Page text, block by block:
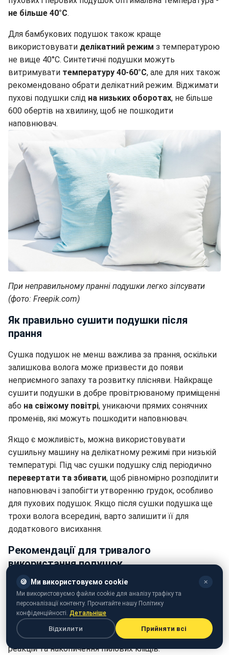
Для бамбукових подушок також краще
не вище 40°C. Синтетичні подушки можуть
витримуватитемпературу 40-60°C, але для них також
рекомендовано обрати делікатний режим. Віджимати
пухові подушки слідна низьких оборотах, не більше
600 обертів на хвилину, щоб не пошкодити
наповнювач.
При неправильному пранні подушки легко зіпсувати
Як правильно сушити подушки після
Сушка подушок не менш важлива за прання, оскільки
неприємного запаху та розвитку плісняви. Найкраще
сушити подушки в добре провітрюваному приміщенні
абона свіжому повітрі , уникаючи прямих сонячних
променів, які можуть пошкодити наповнювач.
Якщо є можливість, можна використовувати
температурі. Під час сушки подушку слід періодично
перевертати та збивати, щоб рівномірно розподілити
наповнювач і запобігти утворенню грудок, особливо
для пухових подушок. Якщо після сушки подушка ще
трохи волога всередині, варто залишити її для
додаткового висихання.
Рекомендації для тривалого
Щоб подушки служили довго та зберігали свою
алергії або підвищена пітливість, то -
кожні три місяці
Регулярне прання допомагає зберегти чистоту і
комфорт під час сну, а також знижує ризик алергічних
реакцій та накопичення пилових кліщів.
Важливо дотримуватись всіх рекомендацій щодо
🍪 Ми використовуємо cookie ✕
Ми використовуємо файли cookie для аналізу трафіку та
персоналізації контенту. Прочитайте нашу Політику
конфіденційності. Детальніше
Відхилити Прийняти всі